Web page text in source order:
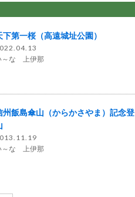
下第一桜（高遠城址公園）
～な 上伊那
州飯島傘山（からかさやま）記念登
～な 上伊那